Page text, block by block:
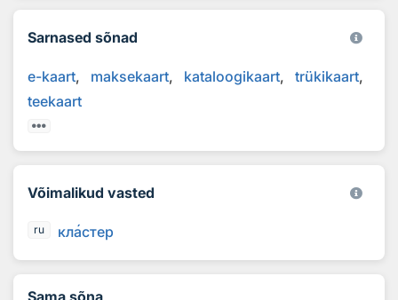
Sarnased sõnad
e-kaart maksekaart kataloogikaart
trükikaart
teekaart
Võimalikud vasted
ru кластер
Sama sõna